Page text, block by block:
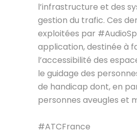
l’infrastructure et des
gestion du trafic. Ces
exploitées par
application, destinée à
l’accessibilité des
le guidage des
de handicap dont, en
personnes aveugles et
#ATCFrance